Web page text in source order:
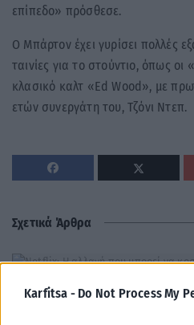
Karfitsa - Do Not Process My
επίπεδο» πρόσθεσε.
Ο Μπάρτον έχει γυρίσει πολλές
ταινίες για το στούντιο, όπως
κλασικό καλτ «Ed Wood», με
ετών συνεργάτη του, Τζόνι Ντεπ.
Σχετικά Άρθρα